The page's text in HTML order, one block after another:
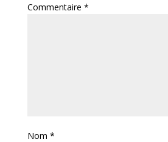
Commentaire *
Nom *